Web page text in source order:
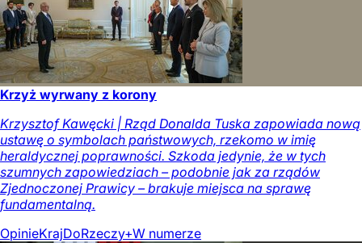
Krzyż wyrwany z korony
Krzysztof Kawęcki | Rząd Donalda Tuska zapowiada nową
ustawę o symbolach państwowych, rzekomo w imię
heraldycznej poprawności. Szkoda jedynie, że w tych
szumnych zapowiedziach – podobnie jak za rządów
Zjednoczonej Prawicy – brakuje miejsca na sprawę
fundamentalną.
OpinieKrajDoRzeczy+W numerze